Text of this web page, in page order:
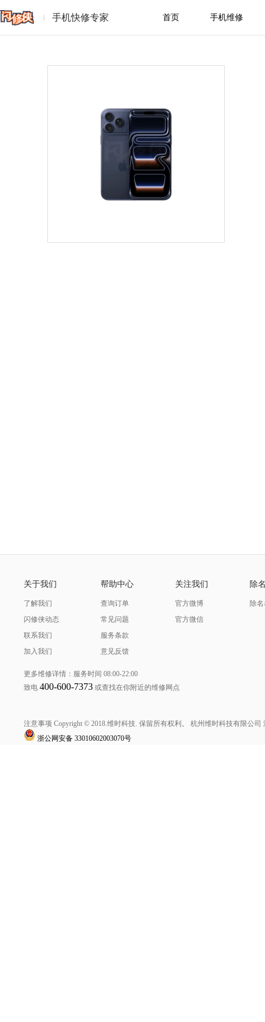
手机快修专家 首页 手机维修
华为
关于我们
了解我们
闪修侠动态
联系我们
加入我们
帮助中心
查询订单
常见问题
服务条款
意见反馈
关注我们
官方微博
官方微信
除
除
更多维修详情：服务时间 08:00-22:00
致电 400-600-7373 或查找在你附近的维修网点
注意事项 Copyright © 2018.维时科技. 保留所有权利。 杭州维时科技有限公司
浙公网安备 33010602003070号